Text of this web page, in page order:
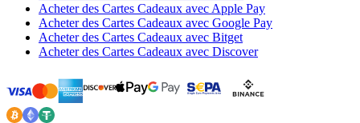
Acheter des Cartes Cadeaux avec Apple Pay
Acheter des Cartes Cadeaux avec Google Pay
Acheter des Cartes Cadeaux avec Bitget
Acheter des Cartes Cadeaux avec Discover